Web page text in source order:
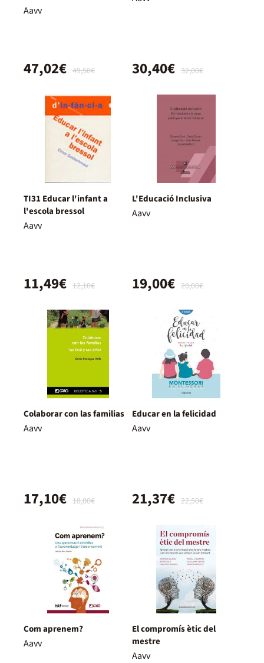
Aavv
49,50€
47,02€ 32,00€
30,40€
TI31 Educar l'infant a
l'escola bressol
Aavv
12,10€
11,49€
L'Educació Inclusiva
Aavv
20,00€
19,00€
Colaborar con las familias
Aavv
18,00€
17,10€
Educar en la felicidad
Aavv
22,50€
21,37€
Com aprenem?
Aavv
El compromís ètic del
mestre
Aavv